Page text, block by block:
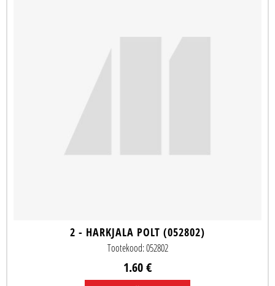
2 - HARKJALA POLT (052802)
Tootekood: 052802
1.60 €